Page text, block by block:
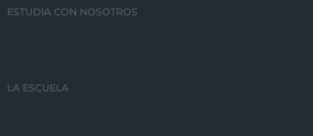
ESTUDIA CON NOSOTROS
LA ESCUELA